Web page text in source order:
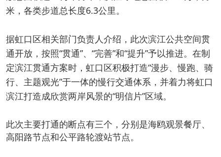
米，各类步道总长度6.3公里。
据虹口区相关部门负责人介绍，此次滨江公共空间贯
通开放，按照“贯通”、“完善”和“提升”予以推进。在制
定滨江贯通方案时，虹口区积极打造“漫步、慢跑、骑
行、主题观光”于一体的慢行交通体系，并着力将虹口
滨江打造成欣赏两岸风景的“明信片”区域。
此次主要打通的断点有三个，分别是海鸥观景餐厅、
高阳路节点和公平路轮渡站节点。